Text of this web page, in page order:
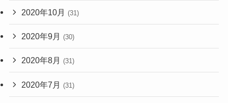
2020年10月 (31)
2020年9月 (30)
2020年8月 (31)
2020年7月 (31)